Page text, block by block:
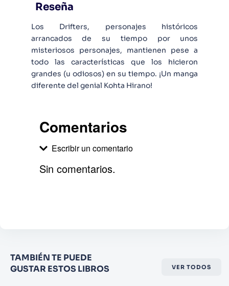
Reseña
Los Drifters, personajes históricos
arrancados de su tiempo por unos
misteriosos personajes, mantienen pese a
todo las características que los hicieron
grandes (u odiosos) en su tiempo. ¡Un manga
diferente del genial Kohta Hirano!
Comentarios
Escribir un comentario
Califique el producto de 1 a 5
estrellas
Sin comentarios.
TAMBIÉN TE PUEDE
GUSTAR ESTOS LIBROS
VER TODOS